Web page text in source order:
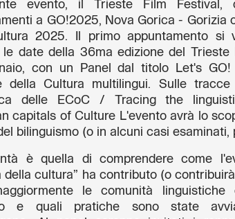
evento, il Trieste Film Festival,
a GO!2025, Nova Gorica - Gorizia
2025. Il primo appuntamento si
le date della 36ma edizione del Trieste
con un Panel dal titolo Let's GO!
della Cultura multilingui. Sulle
delle ECoC / Tracing the
capitals of Culture L'evento avrà lo
bilinguismo (o in alcuni casi esaminati,
è quella di comprendere come
della cultura” ha contributo (o
le comunità
e quali pratiche sono state